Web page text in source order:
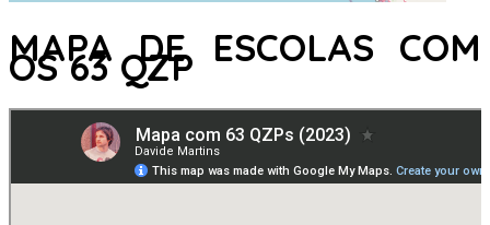
MAPA DE ESCOLAS COM
OS 63 QZP